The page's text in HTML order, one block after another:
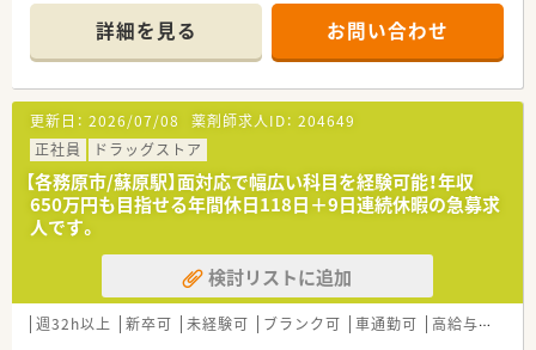
【店舗情報と応需状況について】
■名鉄各務原線の三柿野駅から車で6分ほどの場所に位置し、車
通勤が可能なため毎日の通勤も快適です。
■主に内科や循環器科、小児科の処方箋を応需しており、幅広い
年齢層の患者様と接することができる環境です。
■様々な症例に触れる機会が多く、薬剤師としての専門的な知識
やスキルを日々アップデートすることができます。
【求人情報について】
■ご経験やスキルを最大限に考慮し、年収は450万円から最大
600万円までの範囲で提示させていただきます。
■週休2日制で年間休日は114日以上確保されており、充実の待
■昇給は年に1回、賞与は年に2回の支給実績があり、頑張りがし
っかりと給与に反映されるやりがいがあります。
詳細を見る お問い合わせ
更新日： 2026/07/08 薬剤師求人ID： 204649
正社員
ドラッグストア
【各務原市/蘇原駅】面対応で幅広い科目を経験可能！年収
650万円も目指せる年間休日118日＋9日連続休暇の急募求
人です。
検討リストに追加
週32h以上 新卒可 未経験可 ブランク可 車通勤可 高給与(600万円以上)